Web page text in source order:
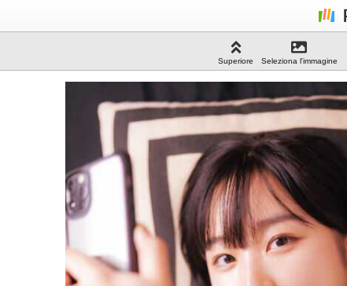
Superiore Seleziona l'immagine